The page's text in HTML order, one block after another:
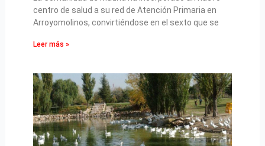
centro de salud a su red de Atención Primaria en
Arroyomolinos, convirtiéndose en el sexto que se
Leer más »